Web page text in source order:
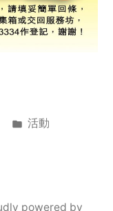
Posted
活動
powered by